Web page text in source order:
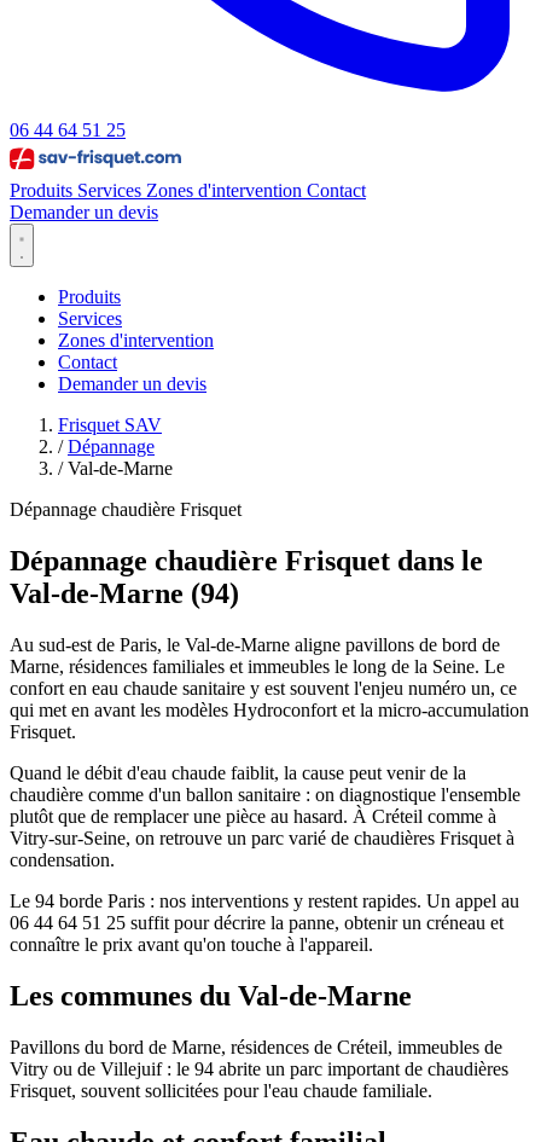
06 44 64 51 25
Produits Services Zones d'intervention Contact
Demander un devis
Produits
Services
Zones d'intervention
Contact
Demander un devis
Frisquet SAV
/ Dépannage
/ Val-de-Marne
Dépannage chaudière Frisquet
Dépannage chaudière Frisquet dans le
Val-de-Marne (94)
Au sud-est de Paris, le Val-de-Marne aligne pavillons de bord de
Marne, résidences familiales et immeubles le long de la Seine. Le
confort en eau chaude sanitaire y est souvent l'enjeu numéro un, ce
qui met en avant les modèles Hydroconfort et la micro-accumulation
Frisquet.
Quand le débit d'eau chaude faiblit, la cause peut venir de la
chaudière comme d'un ballon sanitaire : on diagnostique l'ensemble
plutôt que de remplacer une pièce au hasard. À Créteil comme à
Vitry-sur-Seine, on retrouve un parc varié de chaudières Frisquet à
condensation.
Le 94 borde Paris : nos interventions y restent rapides. Un appel au
06 44 64 51 25 suffit pour décrire la panne, obtenir un créneau et
connaître le prix avant qu'on touche à l'appareil.
Les communes du Val-de-Marne
Pavillons du bord de Marne, résidences de Créteil, immeubles de
Vitry ou de Villejuif : le 94 abrite un parc important de chaudières
Frisquet, souvent sollicitées pour l'eau chaude familiale.